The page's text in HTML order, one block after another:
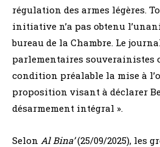
régulation des armes légères.
initiative n’a pas obtenu
bureau de la Chambre. Le
parlementaires souverainistes
condition préalable la mise à
proposition visant à déclarer
désarmement intégral ».
Selon Al Bina’(25/09/2025), les